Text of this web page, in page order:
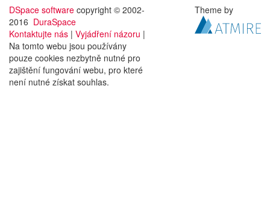
DSpace software copyright © 2002-
2016 DuraSpace
Kontaktujte nás | Vyjádření názoru |
Na tomto webu jsou používány
pouze cookies nezbytně nutné pro
zajištění fungování webu, pro které
není nutné získat souhlas.
Theme by